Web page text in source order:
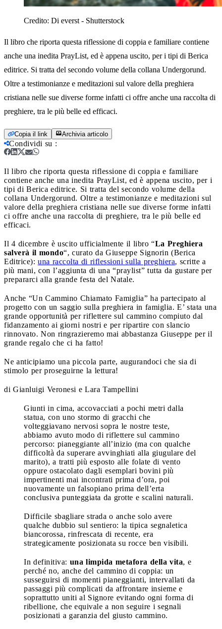
Credito: Di everst - Shutterstock
Il libro che riporta questa riflessione di coppia e familiare contiene
anche una inedita PrayList, ed è appena uscito, per i tipi di Berica
editrice. Si tratta del secondo volume della collana Undergorund.
Oltre a testimonianze e meditazioni sul valore della preghiera
cristiana nelle sue diverse forme infatti ci offre anche una raccolta di
preghiere, tra le più belle ed efficaci.
Copia il link Archivia articolo
Condividi su :
Il libro che riporta questa riflessione di coppia e familiare
contiene anche una inedita PrayList, ed è appena uscito, per i
tipi di Berica editrice. Si tratta del secondo volume della
collana Undergorund. Oltre a testimonianze e meditazioni sul
valore della preghiera cristiana nelle sue diverse forme infatti
ci offre anche una raccolta di preghiere, tra le più belle ed
efficaci.
Il 4 dicembre è uscito ufficialmente il libro “La Preghiera
salverà il mondo“, curato da Giuseppe Signorin (Berica
Editrice): una raccolta di riflessioni sulla preghiera, scritte a
più mani, con l’aggiunta di una “praylist” tutta da gustare per
prepararci alla grande festa del Natale.
Anche “Un Cammino Chiamato Famiglia” ha partecipato al
progetto con un saggio sulla preghiera in famiglia. E’ stata una
grande opportunità per riflettere sul cammino compiuto dal
fidanzamento ai giorni nostri e per ripartire con slancio
rinnovato. Non ringrazieremo mai abbastanza Giuseppe per il
grande regalo che ci ha fatto!
Ne anticipiamo una piccola parte, augurandoci che sia di
stimolo per proseguirne la lettura!
di Gianluigi Veronesi e Lara Tampellini
Giunti in cima, accovacciati a pochi metri dalla
statua, con uno stormo di gracchi che
volteggiavano nervosi sopra le nostre teste,
abbiamo avuto modo di riflettere sul cammino
percorso: pianeggiante all’inizio (ma con qualche
difficoltà da superare avvinghiati alla giugulare del
marito), a tratti più esposto alle folate di vento
oppure ostacolato dagli esemplari bovini più
impertinenti mai incontrati prima d’ora, poi
nuovamente un falsopiano prima dell’erta
conclusiva punteggiata da grotte e scalini naturali.
Difficile sbagliare strada o anche solo avere
qualche dubbio sul sentiero: la tipica segnaletica
biancorossa, rinfrescata di recente, era
strategicamente posizionata su rocce ben visibili.
In definitiva: una limpida metafora della vita, e
perché no, anche del cammino di coppia: un
susseguirsi di momenti pianeggianti, intervallati da
passaggi più complicati da affrontare insieme e
soprattutto uniti al Signore evitando ogni forma di
ribellione, che equivale a non seguire i segnali
posizionati a garanzia del giusto cammino.